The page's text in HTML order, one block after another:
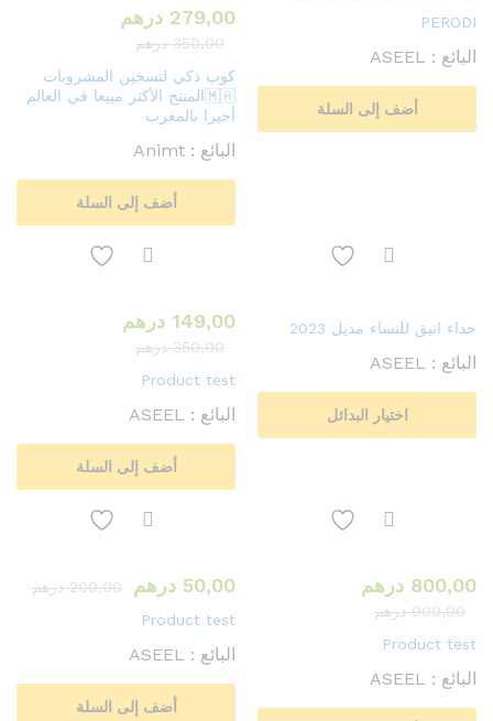
PERODI
البائع : ASEEL
أضف إلى السلة
279,00 درهم
350,00 درهم
كوب ذكي لتسخين المشروبات
🇲🇦المنتج الأكثر مبيعا في العالم
أخيرا بالمغرب
البائع : Animt
أضف إلى السلة
حداء انيق للنساء مديل 2023
البائع : ASEEL
اختيار البدائل
149,00 درهم
350,00 درهم
Product test
البائع : ASEEL
أضف إلى السلة
800,00 درهم
900,00 درهم
Product test
البائع : ASEEL
50,00 درهم 200,00 درهم
Product test
البائع : ASEEL
أضف إلى السلة